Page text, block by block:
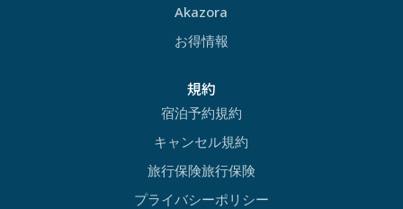
Akazora
お得情報
規約
宿泊予約規約
キャンセル規約
旅行保険旅行保険
プライバシーポリシー